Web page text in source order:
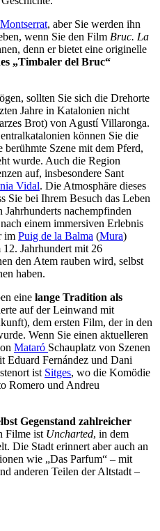
Montserrat, aber Sie werden ihn
wenn Sie den Film Bruc. La
denn er bietet eine originelle
„Timbaler del Bruc“
sollten Sie sich die Drehorte
Jahre in Katalonien nicht
Brot) von Agustí Villaronga.
können Sie die
berühmte Szene mit dem Pferd,
wurde. Auch die Region
auf, insbesondere Sant
Vidal. Die Atmosphäre dieses
Sie bei Ihrem Besuch das Leben
nachempfinden
einem immersiven Erlebnis
im Puig de la Balma (Mura)
12. Jahrhundert mit 26
den Atem rauben wird, selbst
haben.
eine lange Tradition als
auf der Leinwand mit
dem ersten Film, der in den
Wenn Sie einen aktuelleren
Mataró Schauplatz von Szenen
Eduard Fernández und Dani
ist Sitges, wo die Komödie
Romero und Andreu
Gegenstand zahlreicher
Filme ist Uncharted, in dem
Die Stadt erinnert aber auch an
wie „Das Parfum“ – mit
anderen Teilen der Altstadt –